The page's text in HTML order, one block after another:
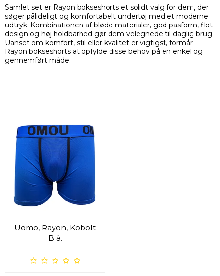
Samlet set er Rayon bokseshorts et solidt valg for dem, der
søger pålideligt og komfortabelt undertøj med et moderne
udtryk. Kombinationen af bløde materialer, god pasform, flot
design og høj holdbarhed gør dem velegnede til daglig brug.
Uanset om komfort, stil eller kvalitet er vigtigst, formår
Rayon bokseshorts at opfylde disse behov på en enkel og
gennemført måde.
Uomo, Rayon, Kobolt
Blå.